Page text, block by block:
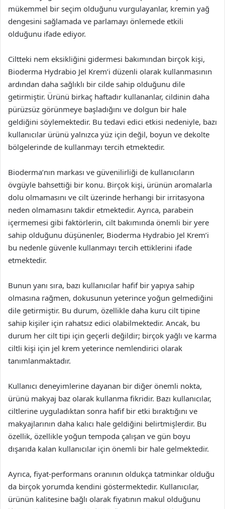
mükemmel bir seçim olduğunu vurgulayanlar, kremin yağ
dengesini sağlamada ve parlamayı önlemede etkili
olduğunu ifade ediyor.
Ciltteki nem eksikliğini gidermesi bakımından birçok kişi,
Bioderma Hydrabio Jel Krem’i düzenli olarak kullanmasının
ardından daha sağlıklı bir cilde sahip olduğunu dile
getirmiştir. Ürünü birkaç haftadır kullananlar, cildinin daha
pürüzsüz görünmeye başladığını ve dolgun bir hale
geldiğini söylemektedir. Bu tedavi edici etkisi nedeniyle, bazı
kullanıcılar ürünü yalnızca yüz için değil, boyun ve dekolte
bölgelerinde de kullanmayı tercih etmektedir.
Bioderma’nın markası ve güvenilirliği de kullanıcıların
övgüyle bahsettiği bir konu. Birçok kişi, ürünün aromalarla
dolu olmamasını ve cilt üzerinde herhangi bir irritasyona
neden olmamasını takdir etmektedir. Ayrıca, parabein
içermemesi gibi faktörlerin, cilt bakımında önemli bir yere
sahip olduğunu düşünenler, Bioderma Hydrabio Jel Krem’i
bu nedenle güvenle kullanmayı tercih ettiklerini ifade
etmektedir.
Bunun yanı sıra, bazı kullanıcılar hafif bir yapıya sahip
olmasına rağmen, dokusunun yeterince yoğun gelmediğini
dile getirmiştir. Bu durum, özellikle daha kuru cilt tipine
sahip kişiler için rahatsız edici olabilmektedir. Ancak, bu
durum her cilt tipi için geçerli değildir; birçok yağlı ve karma
ciltli kişi için jel krem yeterince nemlendirici olarak
tanımlanmaktadır.
Kullanıcı deneyimlerine dayanan bir diğer önemli nokta,
ürünü makyaj baz olarak kullanma fikridir. Bazı kullanıcılar,
ciltlerine uyguladıktan sonra hafif bir etki bıraktığını ve
makyajlarının daha kalıcı hale geldiğini belirtmişlerdir. Bu
özellik, özellikle yoğun tempoda çalışan ve gün boyu
dışarıda kalan kullanıcılar için önemli bir hale gelmektedir.
Ayrıca, fiyat-performans oranının oldukça tatminkar olduğu
da birçok yorumda kendini göstermektedir. Kullanıcılar,
ürünün kalitesine bağlı olarak fiyatının makul olduğunu